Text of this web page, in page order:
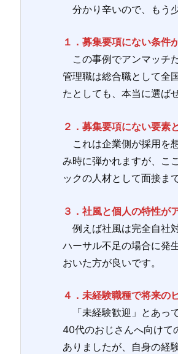
分かり辛いので、もう
１．募集要項にない条件
この事例でアンマッチ
管理職は総合職として全
たとしても、本当に選ば
２．募集要項にない要素
これは企業側が採用を
み時に弾かれますが、こ
ックの人材として面接ま
３．社風と個人の特性が
例えば社風は完全自社
ハーサル不足の場合に発
おいた方が良いです。
４．未経験職種で将来の
「未経験歓迎」とあっ
40代のおじさんへ向けて
ありましたが、自身の経